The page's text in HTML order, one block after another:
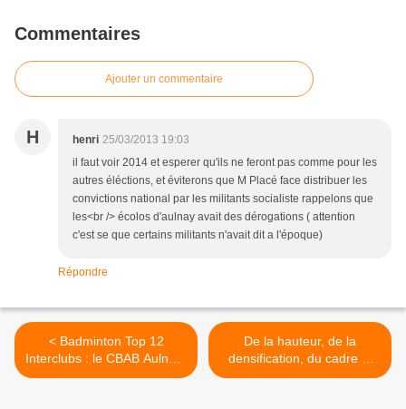
Commentaires
Ajouter un commentaire
H henri 25/03/2013 19:03
il faut voir 2014 et esperer qu'ils ne feront pas comme pour les
autres éléctions, et éviterons que M Placé face distribuer les
convictions national par les militants socialiste rappelons que
les<br /> écolos d'aulnay avait des dérogations ( attention
c'est se que certains militants n'avait dit a l'époque)
Répondre
< Badminton Top 12
Interclubs : le CBAB Aulnay-
sous-Bois s’incline
De la hauteur, de la
densification, du cadre et
de la qualité de vie à